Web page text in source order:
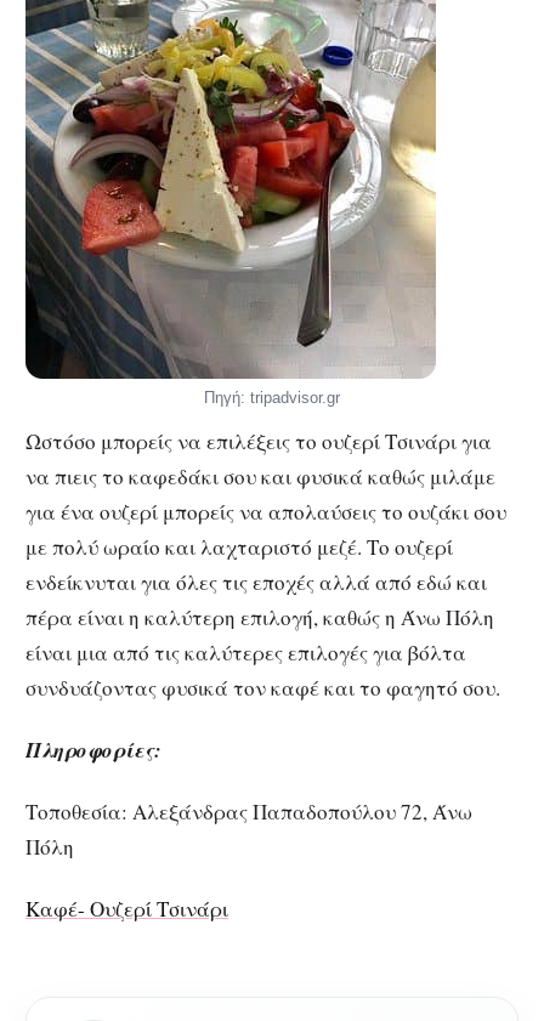
Πηγή: tripadvisor.gr
Ωστόσο μπορείς να επιλέξεις το ουζερί Τσινάρι για
να πιεις το καφεδάκι σου και φυσικά καθώς μιλάμε
για ένα ουζερί μπορείς να απολαύσεις το ουζάκι σου
με πολύ ωραίο και λαχταριστό μεζέ. Το ουζερί
ενδείκνυται για όλες τις εποχές αλλά από εδώ και
πέρα είναι η καλύτερη επιλογή, καθώς η Άνω Πόλη
είναι μια από τις καλύτερες επιλογές για βόλτα
συνδυάζοντας φυσικά τον καφέ και το φαγητό σου.
Πληροφορίες:
Τοποθεσία: Αλεξάνδρας Παπαδοπούλου 72, Άνω
Πόλη
Καφέ- Ουζερί Τσινάρι